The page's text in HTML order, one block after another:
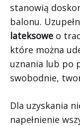
stanowią
balonu.
lateksowe o
które można
uznania lub po
swobodnie,
Dla uzyskania
napełnienie